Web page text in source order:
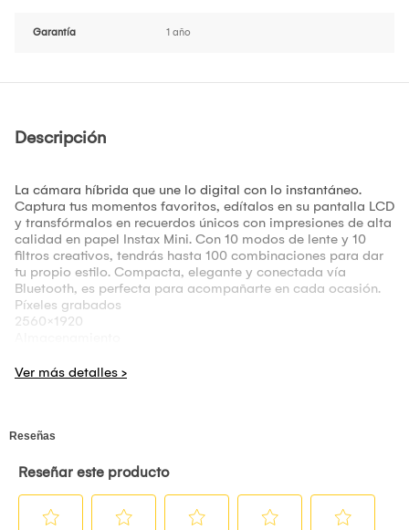
Garantía 1 año
Descripción
La cámara híbrida que une lo digital con lo instantáneo.
Captura tus momentos favoritos, edítalos en su pantalla LCD
y transfórmalos en recuerdos únicos con impresiones de alta
calidad en papel Instax Mini. Con 10 modos de lente y 10
filtros creativos, tendrás hasta 100 combinaciones para dar
tu propio estilo. Compacta, elegante y conectada vía
Bluetooth, es perfecta para acompañarte en cada ocasión.
Píxeles grabados
2560×1920
Método de grabación
f = 28 mm (equivalente a película de 35 mm)